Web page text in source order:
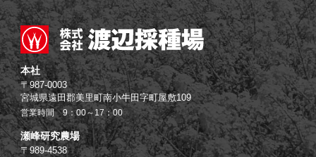
本社
〒987-0003
宮城県遠田郡美里町南小牛田字町屋敷109
営業時間 9：00～17：00
瀬峰研究農場
〒989-4538